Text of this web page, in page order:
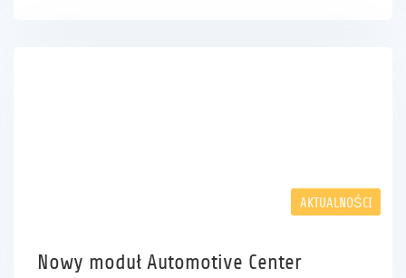
AKTUALNOŚCI
Nowy moduł Automotive Center